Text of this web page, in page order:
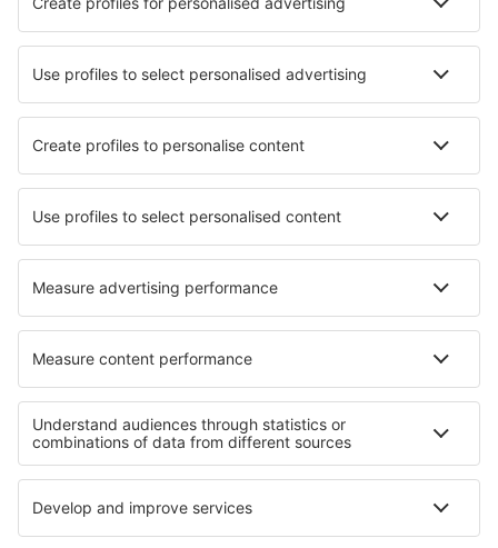
Cele mai bune locuri de cazare - orașe
Cazare în Likalaneng Cazare în Saint-Rambert D´Albon
Cazare în Oberkirch Cazare în Sabiote
Cazare în Cuevas del Campo
Cazare în Saint-Nicolas-des-Biefs
Cazare în Ferrières-Saint-Mary
Cele mai bune locuri de cazare - regiuni
Cazare în Moorea Cazare in Bora Bora
Cazare în Maui Cazare in Murau-Murtal